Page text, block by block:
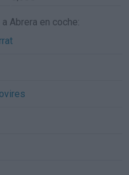
Abrera en coche: